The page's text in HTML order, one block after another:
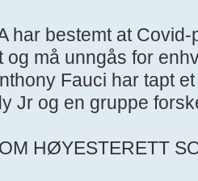
har bestemt at
og må unngås for
Fauci har tapt
Jr og en gruppe
HØYESTERETT